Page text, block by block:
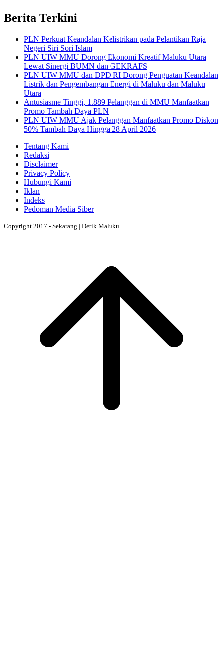
Berita Terkini
PLN Perkuat Keandalan Kelistrikan pada Pelantikan Raja
Negeri Siri Sori Islam
PLN UIW MMU Dorong Ekonomi Kreatif Maluku Utara
Lewat Sinergi BUMN dan GEKRAFS
PLN UIW MMU dan DPD RI Dorong Penguatan Keandalan
Listrik dan Pengembangan Energi di Maluku dan Maluku
Utara
Antusiasme Tinggi, 1.889 Pelanggan di MMU Manfaatkan
Promo Tambah Daya PLN
PLN UIW MMU Ajak Pelanggan Manfaatkan Promo Diskon
50% Tambah Daya Hingga 28 April 2026
Tentang Kami
Redaksi
Disclaimer
Privacy Policy
Hubungi Kami
Iklan
Indeks
Pedoman Media Siber
Copyright 2017 - Sekarang | Detik Maluku